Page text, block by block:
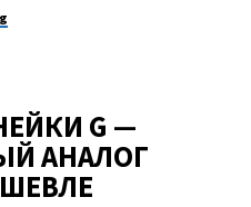
G —
АНАЛОГ